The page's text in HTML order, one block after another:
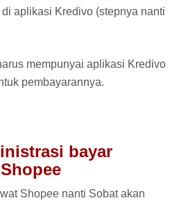
aplikasi Kredivo (stepnya nanti
mempunyai aplikasi Kredivo
pembayarannya.
bayar
Shopee nanti Sobat akan